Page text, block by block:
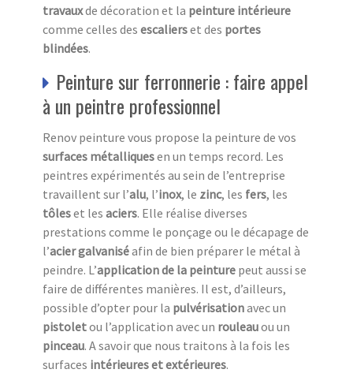
travauxde décoration et la peinture intérieure
comme celles des escalierset des portes
blindées.
Peinture sur ferronnerie : faire appel
à un peintre professionnel
Renov peinture vous propose la peinture de vos
surfaces métalliquesen un temps record. Les
peintres expérimentés au sein de l’entreprise
travaillent sur l’alu, l’inox, le zinc, les fers, les
tôleset les aciers. Elle réalise diverses
prestations comme le ponçage ou le décapage de
l’acier galvaniséafin de bien préparer le métal à
peindre. L’application de la peinture peut aussi se
faire de différentes manières. Il est, d’ailleurs,
possible d’opter pour la pulvérisationavec un
pistoletou l’application avec un rouleauou un
pinceau. A savoir que nous traitons à la fois les
surfaces intérieures et extérieures.